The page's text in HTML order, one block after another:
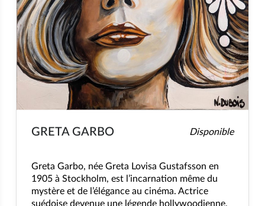
GRETA GARBO Disponible
Greta Garbo, née Greta Lovisa Gustafsson en
1905 à Stockholm, est l’incarnation même du
mystère et de l’élégance au cinéma. Actrice
suédoise devenue une légende hollywoodienne,